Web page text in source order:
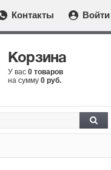
Контакты Войти
Корзина
У вас 0 товаров
на сумму 0 руб.